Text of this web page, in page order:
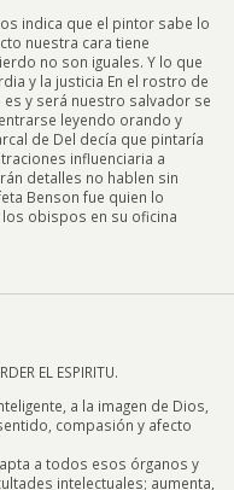
indica que el pintor sabe lo
nuestra cara tiene
no son iguales. Y lo que
y la justicia En el rostro de
y será nuestro salvador se
leyendo orando y
de Del decía que pintaría
influenciaria a
detalles no hablen sin
Benson fue quien lo
obispos en su oficina
EL ESPIRITU.
a la imagen de Dios,
compasión y afecto
a todos esos órganos y
intelectuales; aumenta,